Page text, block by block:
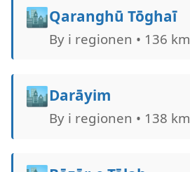
🏙️Qaranghū Tōghaī
By i regionen • 136 km
🏙️Darāyim
By i regionen • 138 km